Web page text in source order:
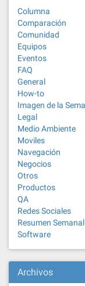
Columna
Comparación
Comunidad
Equipos
Eventos
FAQ
General
How-to
Imagen de la
Legal
Medio Ambiente
Moviles
Navegación
Negocios
Otros
Productos
QA
Redes Sociales
Resumen Semanal
Software
Archivos